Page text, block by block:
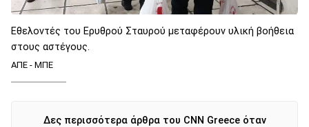
Εθελοντές του Ερυθρού Σταυρού μεταφέρουν υλική βοήθεια
στους αστέγους.
AΠΕ - ΜΠΕ
Δες περισσότερα άρθρα του CNN Greece όταν